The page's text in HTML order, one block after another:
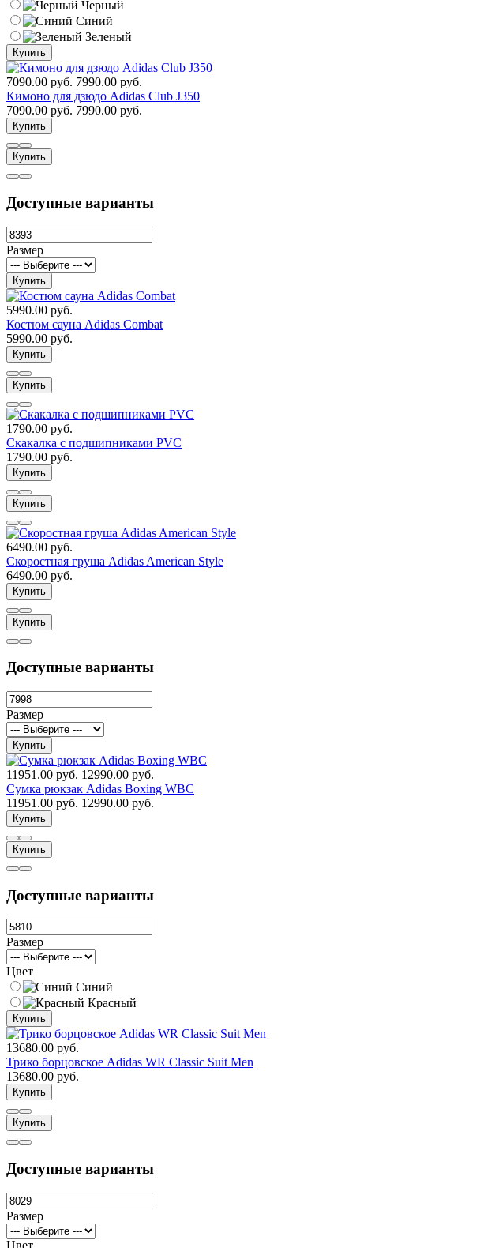
Черный
Синий
Зеленый
Купить
7090.00 руб. 7990.00 руб.
Кимоно для дзюдо Adidas Club J350
7090.00 руб. 7990.00 руб.
Купить
Купить
Доступные варианты
Размер
Купить
5990.00 руб.
Костюм сауна Adidas Combat
5990.00 руб.
Купить
Купить
1790.00 руб.
Скакалка с подшипниками PVC
1790.00 руб.
Купить
Купить
6490.00 руб.
Скоростная груша Adidas American Style
6490.00 руб.
Купить
Купить
Доступные варианты
Размер
Купить
11951.00 руб. 12990.00 руб.
Сумка рюкзак Adidas Boxing WBC
11951.00 руб. 12990.00 руб.
Купить
Купить
Доступные варианты
Размер
Цвет
Синий
Красный
Купить
13680.00 руб.
Трико борцовское Adidas WR Classic Suit Men
13680.00 руб.
Купить
Купить
Доступные варианты
Размер
Цвет